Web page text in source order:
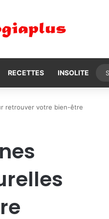
RECETTES INSOLITE
retrouver votre bien-être